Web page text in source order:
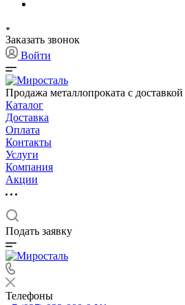
Заказать звонок
Войти
Продажа металлопроката с доставкой
Каталог
Доставка
Оплата
Контакты
Услуги
Компания
Акции
Подать заявку
Телефоны